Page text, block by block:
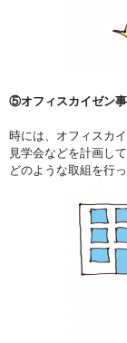
⑤オフィスカイゼン
時には、オフィスカ
見学会などを計画し
どのような取組を行